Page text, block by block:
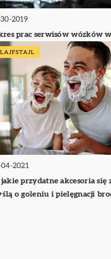
2019
prac serwisów wózków
LAJFSTAJL
2021
przydatne akcesoria się
o goleniu i pielęgnacji